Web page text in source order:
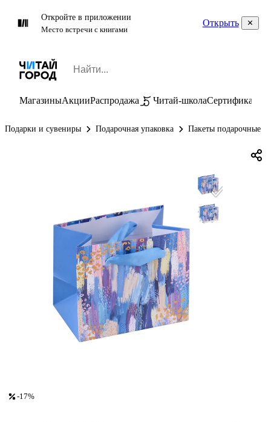
Откройте в приложении
Место встречи с книгами
Открыть
МагазиныАкцииРаспродажа Читай-школаСертификаты
Подарки и сувениры Подарочная упаковка Пакеты подарочные
-17%